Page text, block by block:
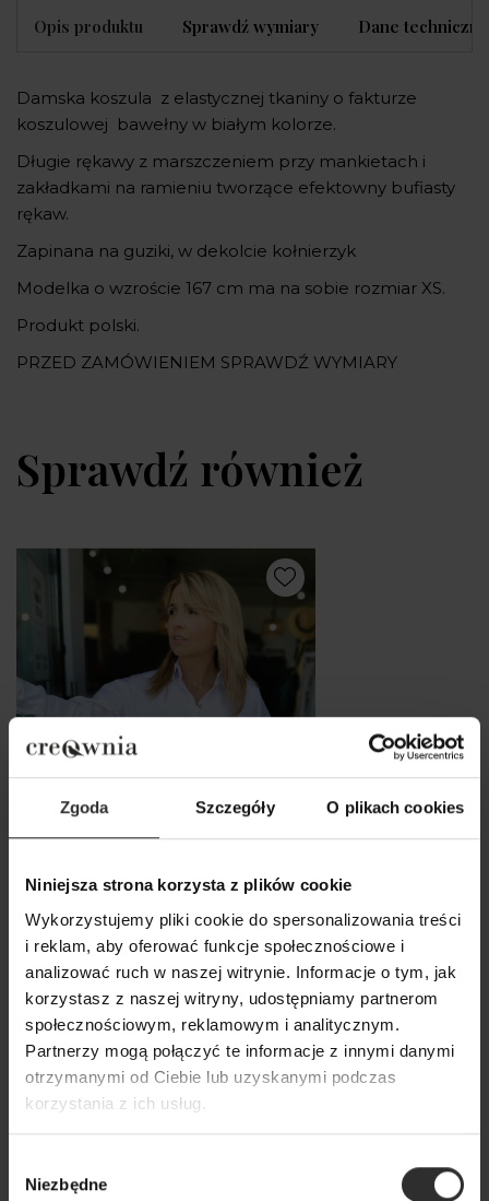
Zgoda Szczegóły O plikach cookies
Niniejsza strona korzysta z plików cookie
Wykorzystujemy pliki cookie do spersonalizowania treści
i reklam, aby oferować funkcje społecznościowe i
analizować ruch w naszej witrynie. Informacje o tym, jak
korzystasz z naszej witryny, udostępniamy partnerom
społecznościowym, reklamowym i analitycznym.
Partnerzy mogą połączyć te informacje z innymi danymi
otrzymanymi od Ciebie lub uzyskanymi podczas
korzystania z ich usług.
zgody
Niezbędne
Opis produktu Sprawdź wymiary Dane techniczne
Damska koszula z elastycznej tkaniny o fakturze
koszulowej bawełny w białym kolorze.
Długie rękawy z marszczeniem przy mankietach i
zakładkami na ramieniu tworzące efektowny bufiasty
rękaw.
Zapinana na guziki, w dekolcie kołnierzyk
Modelka o wzroście 167 cm ma na sobie rozmiar XS.
Produkt polski.
PRZED ZAMÓWIENIEM SPRAWDŹ WYMIARY
Sprawdź również
Elastyczna Koszula Bawełniana
biała zapinana na guziki Galea
White
239,00 zł
Popularne produkty